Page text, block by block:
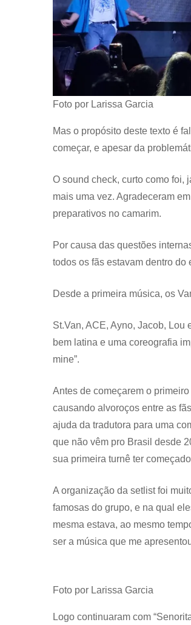
Foto por Larissa Garcia
Mas o propósito deste texto é
começar, e apesar da
O sound check, curto como foi,
mais uma vez. Agradeceram
preparativos no camarim.
Por causa das questões
todos os fãs estavam dentro
Desde a primeira música, os
St.Van, ACE, Ayno, Jacob, Lou
bem latina e uma coreografia
mine”.
Antes de começarem o
causando alvoroços entre as
ajuda da tradutora para uma
que não vêm pro Brasil desde
sua primeira turnê ter
A organização da setlist foi
famosas do grupo, e na qual
mesma estava, ao mesmo
ser a música que me
Foto por Larissa Garcia
Logo continuaram com